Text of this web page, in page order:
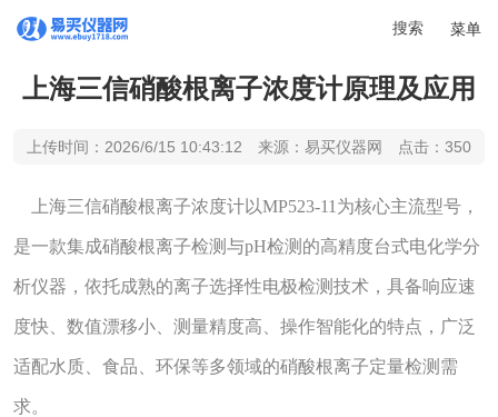
搜索 菜单
上海三信硝酸根离子浓度计原理及应用
上传时间：2026/6/15 10:43:12 来源：易买仪器网 点击：350
上海三信硝酸根离子浓度计以MP523-11为核心主流型号，
是一款集成硝酸根离子检测与pH检测的高精度台式电化学分
析仪器，依托成熟的离子选择性电极检测技术，具备响应速
度快、数值漂移小、测量精度高、操作智能化的特点，广泛
适配水质、食品、环保等多领域的硝酸根离子定量检测需
求。